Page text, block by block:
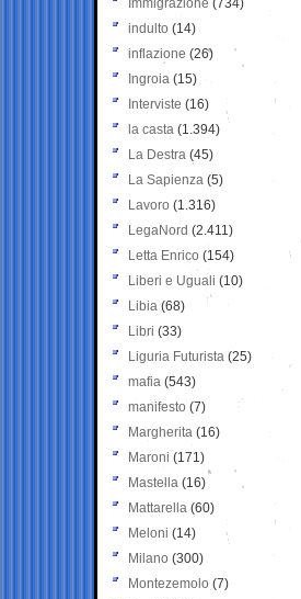
Immigrazione (734)
indulto (14)
inflazione (26)
Ingroia (15)
Interviste (16)
la casta (1.394)
La Destra (45)
La Sapienza (5)
Lavoro (1.316)
LegaNord (2.411)
Letta Enrico (154)
Liberi e Uguali (10)
Libia (68)
Libri (33)
Liguria Futurista (25)
mafia (543)
manifesto (7)
Margherita (16)
Maroni (171)
Mastella (16)
Mattarella (60)
Meloni (14)
Milano (300)
Montezemolo (7)